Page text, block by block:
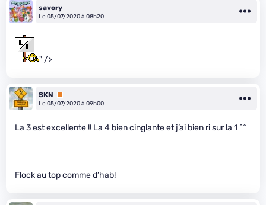
savory
Le 05/07/2020 à 08h20
" />
SKN
Premium
Le 05/07/2020 à 09h00
La 3 est excellente !! La 4 bien cinglante et j’ai bien ri sur la 1 ^^
Flock au top comme d’hab!